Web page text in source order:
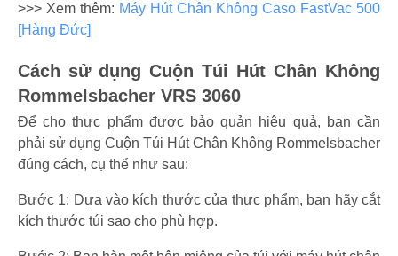
>>> Xem thêm: Máy Hút Chân Không Caso FastVac 500
[Hàng Đức]
Cách sử dụng Cuộn Túi Hút Chân Không
Rommelsbacher VRS 3060
Để cho thực phẩm được bảo quản hiệu quả, bạn cần
phải sử dụng Cuộn Túi Hút Chân Không ‎Rommelsbacher
đúng cách, cụ thể như sau:
Bước 1: Dựa vào kích thước của thực phẩm, bạn hãy cắt
kích thước túi sao cho phù hợp.